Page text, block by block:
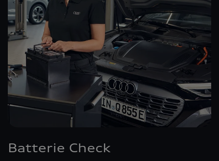
Batterie Check